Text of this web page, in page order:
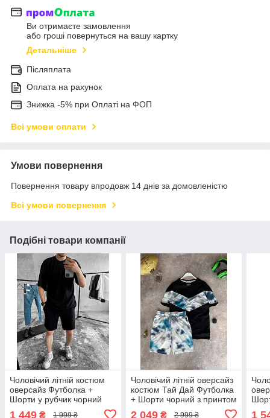
Ви отримаєте замовлення
або гроші повернуться на вашу картку
Детальніше
Післяплата
Оплата на рахунок
Знижка -5% при Оплаті на ФОП
Всі умови оплати
Умови повернення
Повернення товару впродовж 14 днів за домовленістю
Всі умови повернення
Подібні товари компанії
Чоловічий літній костюм
оверсайз Футболка +
Шорти у рубчик чорний
1 449 ₴ 1 999 ₴
Чоловічий літній оверсайз
костюм Тай Дай Футболка
+ Шорти чорний з принтом
2 049₴ 2 999 ₴ 1